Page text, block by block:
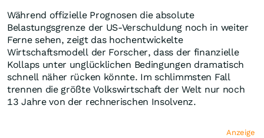
Während offizielle Prognosen die absolute
Belastungsgrenze der US-Verschuldung noch in weiter
Ferne sehen, zeigt das hochentwickelte
Wirtschaftsmodell der Forscher, dass der finanzielle
Kollaps unter unglücklichen Bedingungen dramatisch
schnell näher rücken könnte. Im schlimmsten Fall
trennen die größte Volkswirtschaft der Welt nur noch
13 Jahre von der rechnerischen Insolvenz.
Anzeige